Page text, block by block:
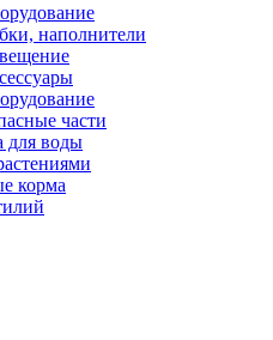
наполнители
части
для воды
корма